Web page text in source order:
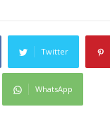
Twitter
WhatsApp